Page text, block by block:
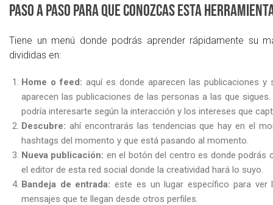
Paso a paso para que conozcas esta
Tiene un menú donde podrás aprender rápidamente su
divididas en:
Home o feed: aquí es donde aparecen las publicaciones
aparecen las publicaciones de las personas a las que
podría interesarte según la interacción y los intereses que
Descubre: ahí encontrarás las tendencias que hay en el
hashtags del momento y que está pasando al momento.
Nueva publicación: en el botón del centro es donde podrás
el editor de esta red social donde la creatividad hará lo suyo.
Bandeja de entrada: este es un lugar específico para
mensajes que te llegan desde otros perfiles.